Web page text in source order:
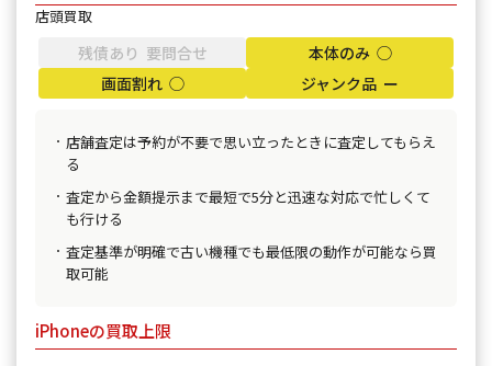
店頭買取
残債あり 要問合せ
本体のみ ◯
画面割れ ◯
ジャンク品 ー
店舗査定は予約が不要で思い立ったときに査定してもらえ
る
査定から金額提示まで最短で5分と迅速な対応で忙しくて
も行ける
査定基準が明確で古い機種でも最低限の動作が可能なら買
取可能
iPhoneの買取上限